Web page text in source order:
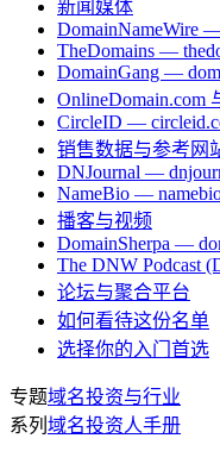
新闻媒体
DomainNameWire
TheDomains —
DomainGang —
OnlineDomain.com
CircleID —
销售数据与参考网
DNJournal —
NameBio —
播客与视频
DomainSherpa —
The DNW Podcast
论坛与聚合平台
如何看待这份名单
选择你的入门首选
专题域名投资与行业
系列 域名投资人手册